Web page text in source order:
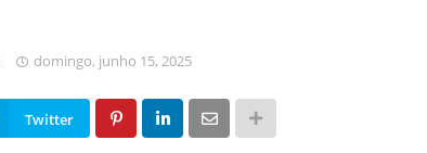
domingo, junho 15, 2025
Twitter